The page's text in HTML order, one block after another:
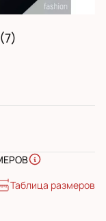
Таблица размеров